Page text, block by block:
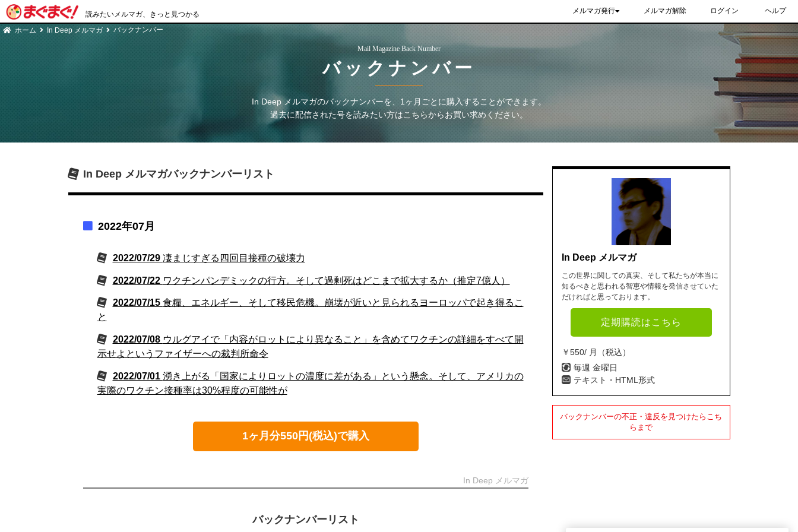
読みたいメルマガ、きっと見つかる メルマガ発行 メルマガ解除 ログイン ヘルプ
ホーム In Deep メルマガ バックナンバー
Mail Magazine Back Number
バックナンバー
In Deep メルマガのバックナンバーを、1ヶ月ごとに購入することができます。
過去に配信された号を読みたい方はこちらからお買い求めください。
In Deep メルマガバックナンバーリスト
2022年07月
2022/07/29 凄まじすぎる四回目接種の破壊力
2022/07/22 ワクチンパンデミックの行方。そして過剰死はどこまで拡大するか（推定7億人）
2022/07/15 食糧、エネルギー、そして移民危機。崩壊が近いと見られるヨーロッパで起き得るこ
と
2022/07/08 ウルグアイで「内容がロットにより異なること」を含めてワクチンの詳細をすべて開
示せよというファイザーへの裁判所命令
2022/07/01 湧き上がる「国家によりロットの濃度に差がある」という懸念。そして、アメリカの
実際のワクチン接種率は30%程度の可能性が
1ヶ月分550円(税込)で購入
In Deep メルマガ
バックナンバーリスト
In Deep メルマガ
この世界に関しての真実、そして私たちが本当に
知るべきと思われる智恵や情報を発信させていた
だければと思っております。
定期購読はこちら
￥550/ 月（税込）
毎週 金曜日
テキスト・HTML形式
バックナンバーの不正・違反を見つけたらこち
らまで